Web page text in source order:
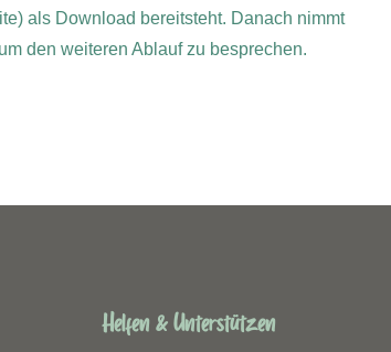
als Download bereitsteht. Danach nimmt
den weiteren Ablauf zu besprechen.
Helfen & Unterstützen